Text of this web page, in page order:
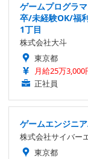
ゲームプログラ
卒/未経験OK/福
1丁目
株式会社大斗
東京都
月給25万
正社員
ゲームエンジニ
株式会社サイバー
東京都